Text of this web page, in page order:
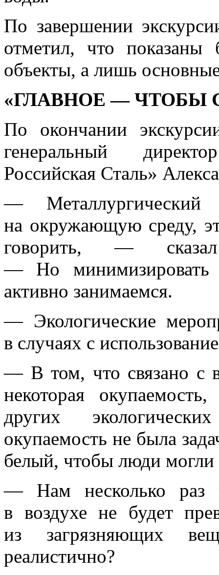
По завершении
отметил, что показаны
объекты, а лишь
«ГЛАВНОЕ — ЧТОБЫ
По окончании
генеральный
Российская Сталь»
— Металлургический
на окружающую среду,
говорить, —
— Но
активно занимаемся.
— Экологические
в случаях с
— В том, что связано с
некоторая
других
окупаемость не была
белый, чтобы люди могли
— Нам несколько раз
в воздухе не будет
из загрязняющих
реалистично?